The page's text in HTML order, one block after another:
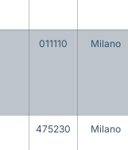
011110 Milano
475230 Milano